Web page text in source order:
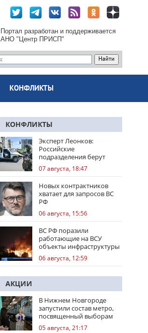
Портал разработан и поддерживается
АНО "Центр ПРИСП"
КОНФЛИКТЫ
КОНФЛИКТЫ
Эксперт Леонков:
Российские
подразделения берут
Доброполье в клещи
07 августа, 18:47
Новых контрактников
хватает для запросов ВС
РФ
06 августа, 15:56
ВС РФ поразили
работающие на ВСУ
объекты инфраструктуры
и центры логистики
06 августа, 12:59
АКЦИИ
В Нижнем Новгороде
запустили состав метро,
посвященный выборам
05 августа, 21:17